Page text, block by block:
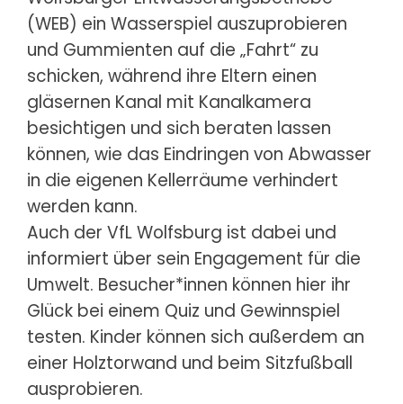
(WEB) ein Wasserspiel auszuprobieren
und Gummienten auf die „Fahrt“ zu
schicken, während ihre Eltern einen
gläsernen Kanal mit Kanalkamera
besichtigen und sich beraten lassen
können, wie das Eindringen von Abwasser
in die eigenen Kellerräume verhindert
werden kann.
Auch der VfL Wolfsburg ist dabei und
informiert über sein Engagement für die
Umwelt. Besucher*innen können hier ihr
Glück bei einem Quiz und Gewinnspiel
testen. Kinder können sich außerdem an
einer Holztorwand und beim Sitzfußball
ausprobieren.